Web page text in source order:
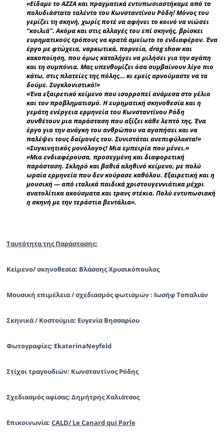
«Είδαμε το AZZA και πραγματικά εντυπωσιαστήκαμε από το
πολυδιάστατο ταλέντο του Κωνσταντίνου Ρόδη! Μόνος του
γεμίζει τη σκηνή, χωρίς ποτέ να αφήνει το κοινό να νιώσει
“κοιλιά”. Ακόμα και στις αλλαγές του επί σκηνής, βρίσκει
ευρηματικούς τρόπους να κρατά αμείωτο το ενδιαφέρον. Ένα
έργο με φτώχεια, ναρκωτικά, πορνεία, drag show και
κακοποίηση, που όμως καταλήγει να μιλήσει για την αγάπη
και τη συμπόνια. Μας υπενθυμίζει όσα συμβαίνουν λίγο πιο
κάτω, στις πλατείες της πόλης… κι εμείς αρνούμαστε να τα
δούμε. Συγκλονιστικό!»
«Ένα εξαιρετικό κείμενο που ισορροπεί ανάμεσα στο γέλιο
και τον προβληματισμό. Η ευρηματική σκηνοθεσία και η
γεμάτη ενέργεια ερμηνεία του Κωνσταντίνου Ρόδη
συνθέτουν μια παράσταση που αξίζει κάθε λεπτό της. Ένα
έργο για την ανάγκη του ανθρώπου να αγαπήσει και να
παλέψει τους δαίμονές του. Συνιστάται ανεπιφύλακτα!»
«Συγκινητικός μονόλογος! Μια εμπειρία που μένει.»
«Μια ενδιαφέρουσα, προσεγμένη και διαφορετική
παράσταση. Σκληρό και βαθιά αληθινό κείμενο, με πολύ
ωραία ερμηνεία που δεν κούρασε καθόλου. Εξαιρετική και η
μουσική — από ιταλικά παιδικά χριστουγεννιάτικα μέχρι
ανατολίτικα ακούσματα και τρανς στέκια. Πολύ εντυπωσιακή
η σκηνή με την τεράστια βεντάλια».
Ταυτότητα της Παράστασης:
Κείμενο/ σκηνοθεσία: Βλάσσης Χρυσικόπουλος
Μουσική επιμέλεια / σχεδιασμός φωτισμών : Ιωσήφ Τοπαλιάν
Σκηνικά / Κοστούμια: Ευγενία Βησσαρίου
Φωτογραφίες: EkaterinaNeyfeld
Στίχοι τραγουδιών: Κωνσταντίνος Ρόδης
Σχεδιασμός αφίσας: Δημήτρης Χαλιάτσος
Επικοινωνία: CALD/ Le Canard qui Parle